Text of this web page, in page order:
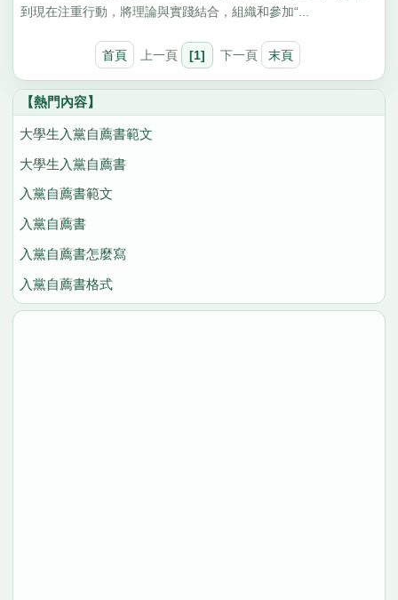
到現在注重行動，將理論與實踐結合，組織和參加“...
首頁 上一頁 [1] 下一頁 末頁
【熱門內容】
大學生入黨自薦書範文
大學生入黨自薦書
入黨自薦書範文
入黨自薦書
入黨自薦書怎麼寫
入黨自薦書格式